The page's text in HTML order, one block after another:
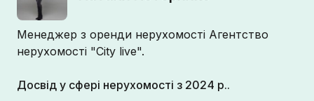
Менеджер з оренди нерухомості Агентство
нерухомості "City live".
Досвід у сфері нерухомості з 2024 р..